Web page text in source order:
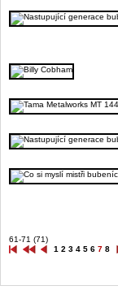
61-71 (71)
1 2 3 4 5 6 7 8